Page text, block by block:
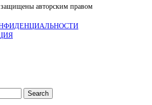
защищены авторским правом
Search